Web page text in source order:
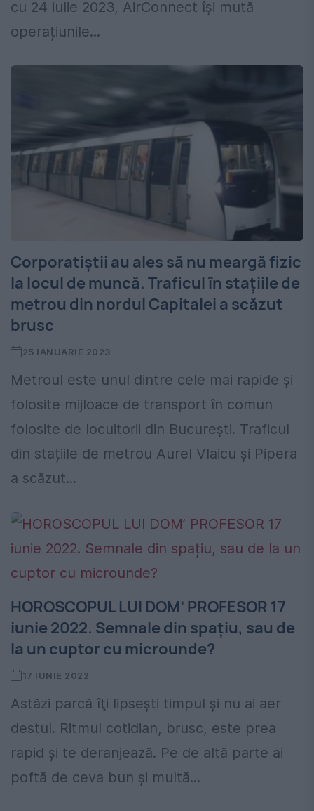
cu 24 iulie 2023, AirConnect își mută
operațiunile...
Corporatiștii au ales să nu meargă fizic
la locul de muncă. Traficul în stațiile de
metrou din nordul Capitalei a scăzut
brusc
25 IANUARIE 2023
Metroul este unul dintre cele mai rapide și
folosite mijloace de transport în comun
folosite de locuitorii din București. Traficul
din stațiile de metrou Aurel Vlaicu și Pipera
a scăzut...
HOROSCOPUL LUI DOM’ PROFESOR 17
iunie 2022. Semnale din spațiu, sau de
la un cuptor cu microunde?
17 IUNIE 2022
Astăzi parcă îţi lipseşti timpul şi nu ai aer
destul. Ritmul cotidian, brusc, este prea
rapid şi te deranjează. Pe de altă parte ai
poftă de ceva bun şi multă...